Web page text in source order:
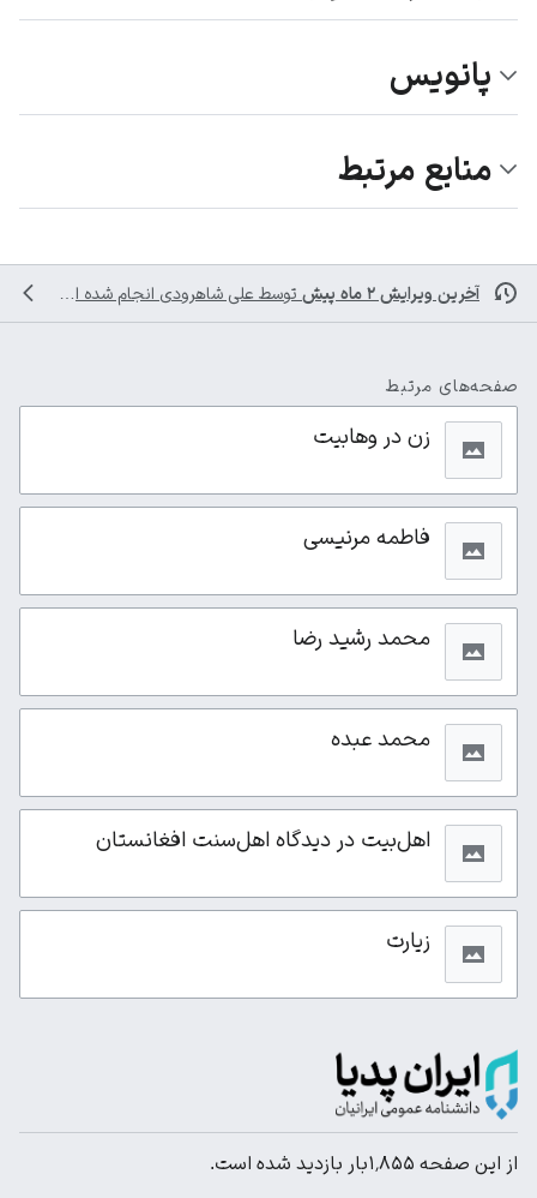
پانویس
منابع مرتبط
آخرین ویرایش ۲ ماه پیش توسط علی شاهرودی انجام شده است
صفحه‌های مرتبط
زن در وهابیت
فاطمه مرنیسی
محمد رشید رضا
محمد عبده
اهل‌بیت در دیدگاه اهل‌سنت افغانستان
زیارت
از این صفحه ۱٬۸۵۵بار بازدید شده است.